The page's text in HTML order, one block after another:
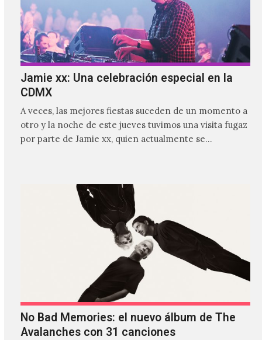
Jamie xx: Una celebración especial en la
CDMX
A veces, las mejores fiestas suceden de un momento a
otro y la noche de este jueves tuvimos una visita fugaz
por parte de Jamie xx, quien actualmente se
No Bad Memories: el nuevo álbum de The
Avalanches con 31 canciones